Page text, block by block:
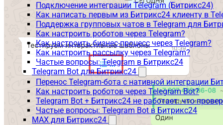
Подключение интеграции Telegram (Битрикс24)
Как написать первым из Битрикс24 клиенту в
Поддержка групповых чатов в Telegram для
Как настроить роботов через Telegram?
Как настроить бизнес-процесс через Telegram?
Как настроить рассылку через Telegram?
Частые вопросы: Telegram в Битрикс24
Telegram Bot для Битрикс24
Перенос Telegram-бота с нативной интеграции
Как настроить роботов через Telegram Bot?
Telegram Bot + Битрикс24 не работает: что
Частые вопросы: Telegram Bot в Битрикс24
MAX для Битрикс24